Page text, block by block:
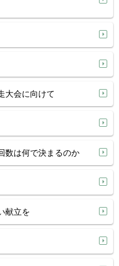
大会に向けて
数は何で決まるのか
献立を